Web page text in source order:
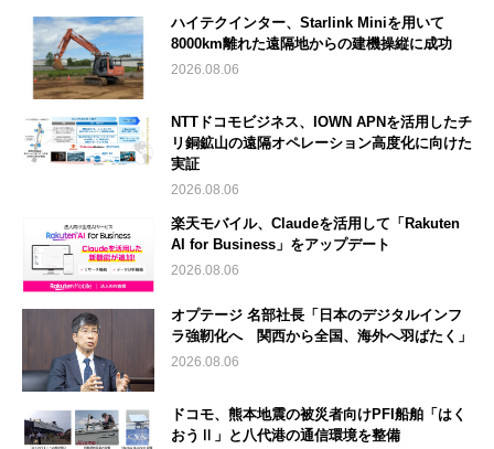
ハイテクインター、Starlink Miniを用いて
8000km離れた遠隔地からの建機操縦に成功
2026.08.06
NTTドコモビジネス、IOWN APNを活用したチ
リ銅鉱山の遠隔オペレーション高度化に向けた
実証
2026.08.06
楽天モバイル、Claudeを活用して「Rakuten
AI for Business」をアップデート
2026.08.06
オプテージ 名部社長「日本のデジタルインフ
ラ強靭化へ 関西から全国、海外へ羽ばたく」
2026.08.06
ドコモ、熊本地震の被災者向けPFI船舶「はく
おうⅡ」と八代港の通信環境を整備